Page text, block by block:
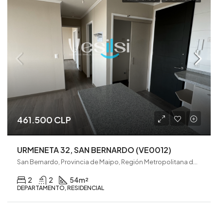
461.500 CLP
URMENETA 32, SAN BERNARDO (VE0012)
2 2 54m²
DEPARTAMENTO, RESIDENCIAL